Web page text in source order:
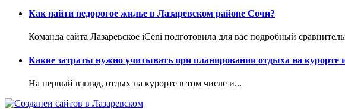
Как найти недорогое жилье в Лазаревском районе Сочи?
Команда сайта Лазаревское iCeni подготовила для вас подробный
Какие затраты нужно учитывать при планировании отдыха на курорте
На первый взгляд, отдых на курорте в том числе и...